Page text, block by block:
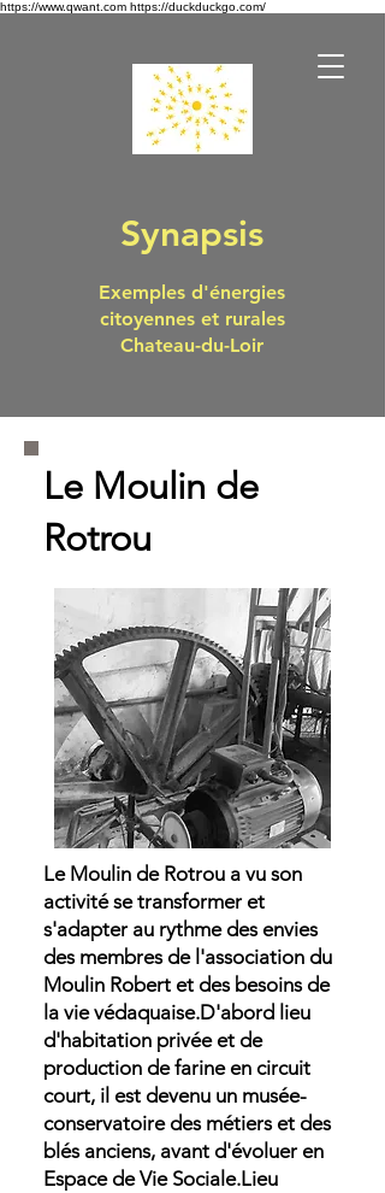
https://www.qwant.com https://duckduckgo.com/
Synapsis
Exemples d'énergies
citoyennes et rurales
Chateau-du-Loir
Le Moulin de
Rotrou
Le Moulin de Rotrou a vu son
activité se transformer et
s'adapter au rythme des envies
des membres de l'association du
Moulin Robert et des besoins de
la vie védaquaise.D'abord lieu
d'habitation privée et de
production de farine en circuit
court, il est devenu un musée-
conservatoire des métiers et des
blés anciens, avant d'évoluer en
Espace de Vie Sociale.Lieu